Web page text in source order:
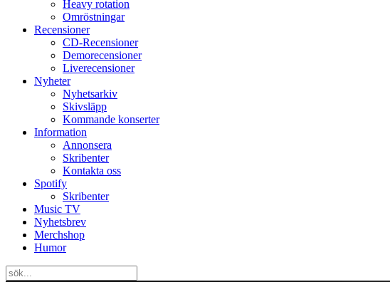
Heavy rotation
Omröstningar
Recensioner
CD-Recensioner
Demorecensioner
Liverecensioner
Nyheter
Nyhetsarkiv
Skivsläpp
Kommande konserter
Information
Annonsera
Skribenter
Kontakta oss
Spotify
Skribenter
Music TV
Nyhetsbrev
Merchshop
Humor